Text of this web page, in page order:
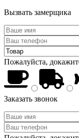
Вызвать замерщика
Пожалуйста,
Заказать звонок